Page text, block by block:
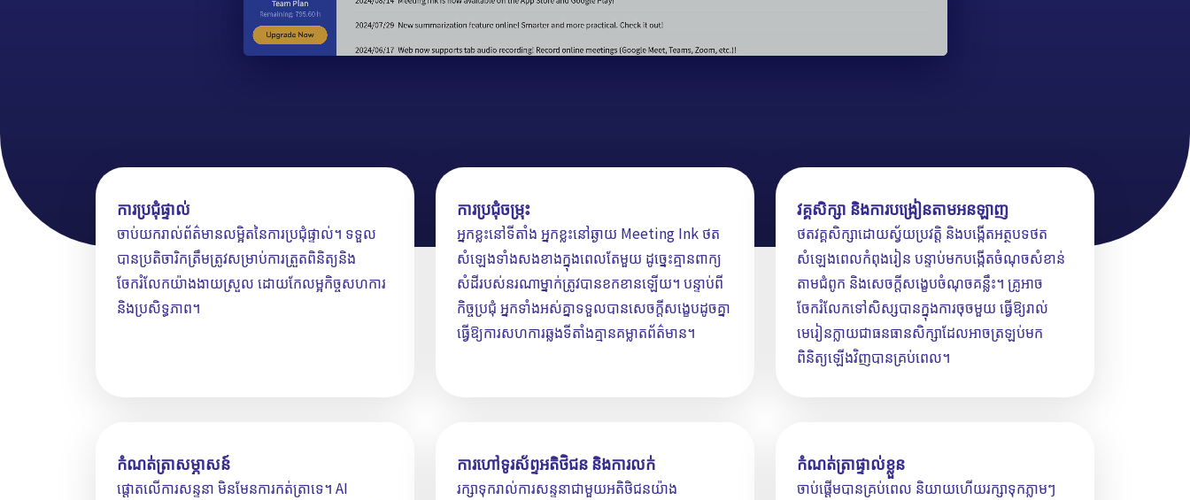
ការប្រជុំផ្ទាល់
ចាប់យករាល់ព័ត៌មានលម្អិតនៃការប្រជុំផ្ទាល់។ ទទួល
បានប្រតិចារិកត្រឹមត្រូវសម្រាប់ការត្រួតពិនិត្យនិង
ចែករំលែកយ៉ាងងាយស្រួល ដោយកែលម្អកិច្ចសហការ
និងប្រសិទ្ធភាព។
ការប្រជុំចម្រុះ
អ្នកខ្លះនៅទីតាំង អ្នកខ្លះនៅឆ្ងាយ Meeting Ink ថត
សំឡេងទាំងសងខាងក្នុងពេលតែមួយ ដូច្នេះគ្មានពាក្យ
សំដីរបស់នរណាម្នាក់ត្រូវបានខកខានឡើយ។ បន្ទាប់ពី
កិច្ចប្រជុំ អ្នកទាំងអស់គ្នាទទួលបានសេចក្តីសង្ខេបដូចគ្នា
ធ្វើឱ្យការសហការឆ្លងទីតាំងគ្មានគម្លាតព័ត៌មាន។
វគ្គសិក្សា និងការបង្រៀនតាមអនឡាញ
ថតវគ្គសិក្សាដោយស្វ័យប្រវត្តិ និងបង្កើតអត្ថបទថត
សំឡេងពេលកំពុងរៀន បន្ទាប់មកបង្កើតចំណុចសំខាន់
តាមជំពូក និងសេចក្តីសង្ខេបចំណុចគន្លឹះ។ គ្រូអាច
ចែករំលែកទៅសិស្សបានក្នុងការចុចមួយ ធ្វើឱ្យរាល់
មេរៀនក្លាយជាធនធានសិក្សាដែលអាចត្រឡប់មក
ពិនិត្យឡើងវិញបានគ្រប់ពេល។
កំណត់ត្រាសម្ភាសន៍
ផ្ដោតលើការសន្ទនា មិនមែនការកត់ត្រាទេ។ AI
ការហៅទូរស័ព្ទអតិថិជន និងការលក់
រក្សាទុករាល់ការសន្ទនាជាមួយអតិថិជនយ៉ាង
កំណត់ត្រាផ្ទាល់ខ្លួន
ចាប់ផ្តើមបានគ្រប់ពេល និយាយហើយរក្សាទុកភ្លាមៗ